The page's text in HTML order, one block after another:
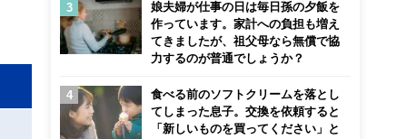
娘夫婦が仕事の日は毎日孫の夕飯を
作っています。家計への負担も増え
てきましたが、祖父母なら無償で協
力するのが普通でしょうか？
食べる前のソフトクリームを落とし
てしまった息子。交換を依頼すると
「新しいものを買ってください」と